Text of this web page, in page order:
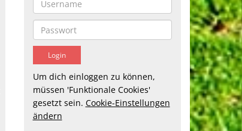
Um dich einloggen zu können,
müssen 'Funktionale Cookies'
gesetzt sein. Cookie-Einstellungen
ändern